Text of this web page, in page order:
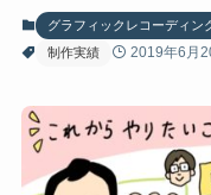
グラフィックレコーディン
制作実績
2019年6月